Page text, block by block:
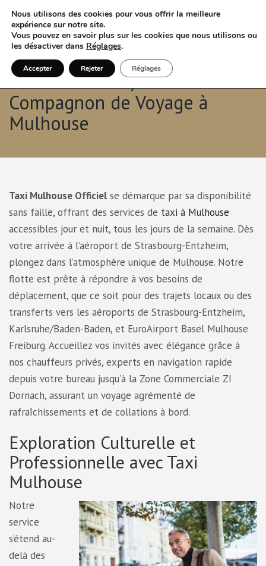
Service Taxi 24/7 : Votre
Compagnon de Voyage à
Mulhouse
Taxi Mulhouse Officiel se démarque par sa disponibilité
sans faille, offrant des services de taxi à Mulhouse
accessibles jour et nuit, tous les jours de la semaine. Dès
votre arrivée à l’aéroport de Strasbourg-Entzheim,
plongez dans l’atmosphère unique de Mulhouse. Notre
flotte est prête à répondre à vos besoins de
déplacement, que ce soit pour des trajets locaux ou des
transferts vers les aéroports de Strasbourg-Entzheim,
Karlsruhe/Baden-Baden, et EuroAirport Basel Mulhouse
Freiburg. Accueillez vos invités avec élégance grâce à
nos chauffeurs privés, experts en navigation rapide
depuis votre bureau jusqu’à la Zone Commerciale ZI
Dornach, assurant un voyage agrémenté de
rafraîchissements et de collations à bord.
Exploration Culturelle et
Professionnelle avec Taxi
Mulhouse
Notre
service
s’étend au-
delà des
Nous utilisons des cookies pour vous offrir la meilleure
expérience sur notre site.
Vous pouvez en savoir plus sur les cookies que nous utilisons ou
les désactiver dans Réglages.
Accepter Rejeter Réglages